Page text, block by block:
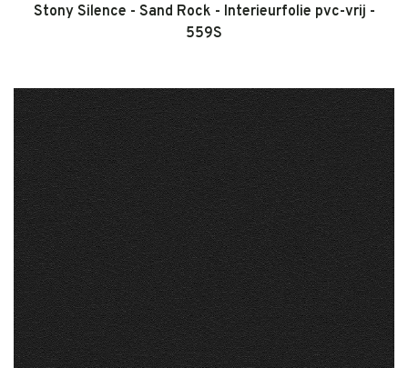
Stony Silence - Sand Rock - Interieurfolie pvc-vrij -
559S